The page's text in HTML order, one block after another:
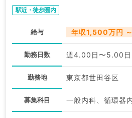
駅近・徒歩圏内
給与 年収1,500万円 ～
勤務日数 週4.00日〜5.00日
勤務地 東京都世田谷区
募集科目